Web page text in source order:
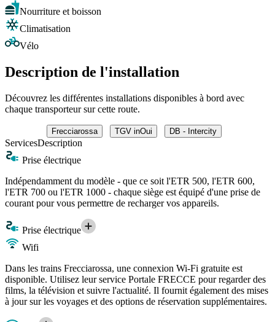
Nourriture et boisson
Climatisation
Vélo
Description de l'installation
Découvrez les différentes installations disponibles à bord avec
chaque transporteur sur cette route.
Frecciarossa TGV inOui DB - Intercity
ServicesDescription
Prise électrique
Indépendamment du modèle - que ce soit l'ETR 500, l'ETR 600,
l'ETR 700 ou l'ETR 1000 - chaque siège est équipé d'une prise de
courant pour vous permettre de recharger vos appareils.
Prise électrique
Wifi
Dans les trains Frecciarossa, une connexion Wi-Fi gratuite est
disponible. Utilisez leur service Portale FRECCE pour regarder des
films, la télévision et suivre l'actualité. Il fournit également des mises
à jour sur les voyages et des options de réservation supplémentaires.